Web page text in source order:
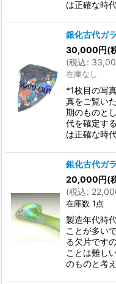
は正確な時
銀化古代ガ
30,000円(
(税込:
在庫なし
*1枚目の写
真をご覧い
期のものと
代を確定す
は正確な時
銀化古代ガ
20,000円(
(税込:
在庫数 1点
製造年代時
ことが多い
る欠片です
ことは難し
のものと考